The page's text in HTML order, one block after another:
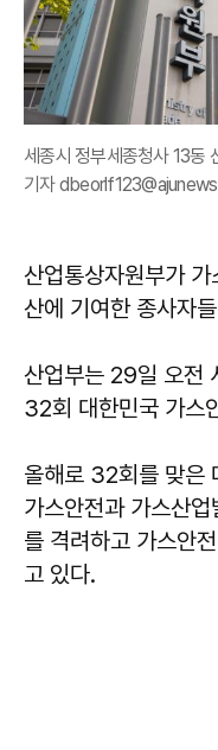
세종시 정부세종청사 13동
기자
산업통상자원부가
산에 기여한 종사자
산업부는 29일 오전
32회 대한민국 가스
올해로 32회를 맞은
가스안전과 가스산
를 격려하고 가스안
고 있다.